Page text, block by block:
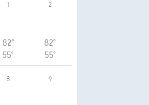
1
82°
55°
2
82°
55°
8 9